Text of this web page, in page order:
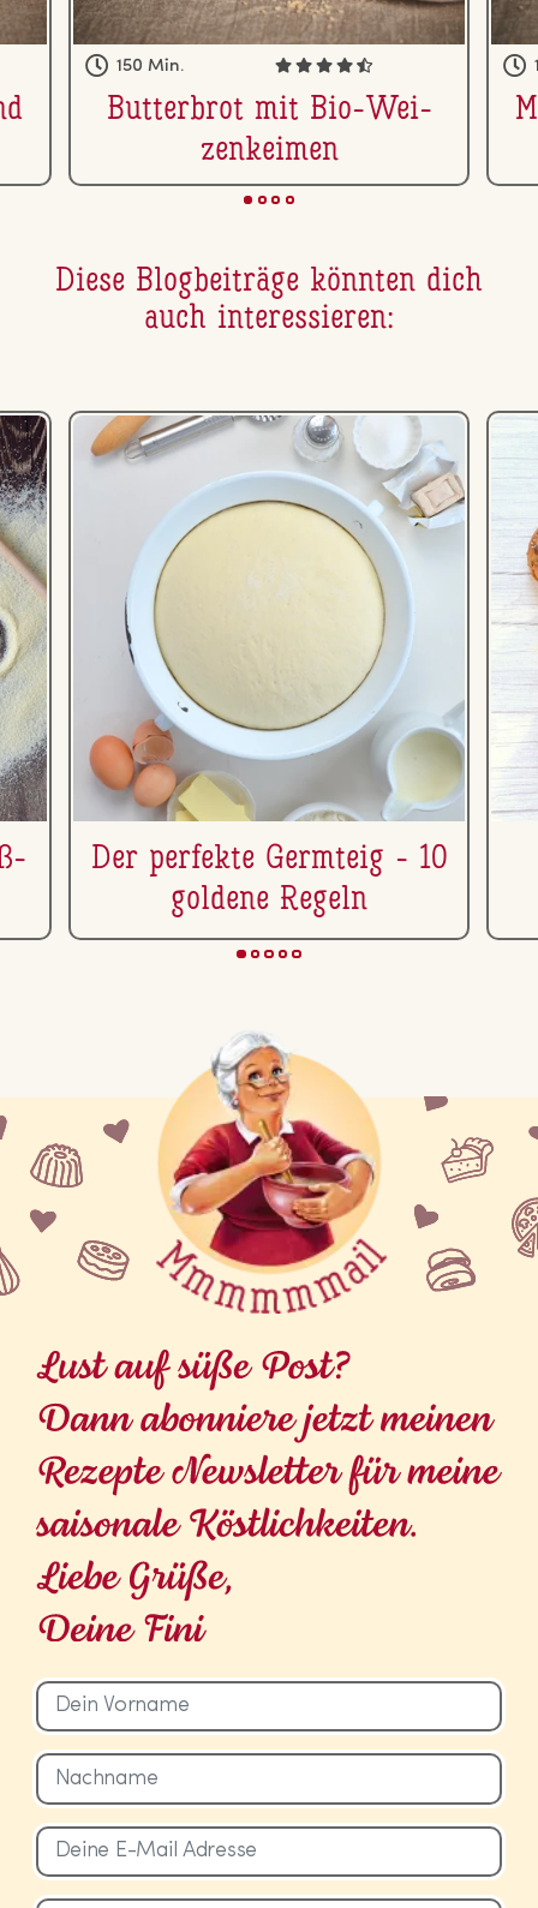
150 Min.
But­ter­brot mit Bio-Wei­
zen­kei­men
Diese Blog­bei­trä­ge könnten dich
auch in­ter­es­sie­ren:
Der perfekte Germteig - 10
goldene Regeln